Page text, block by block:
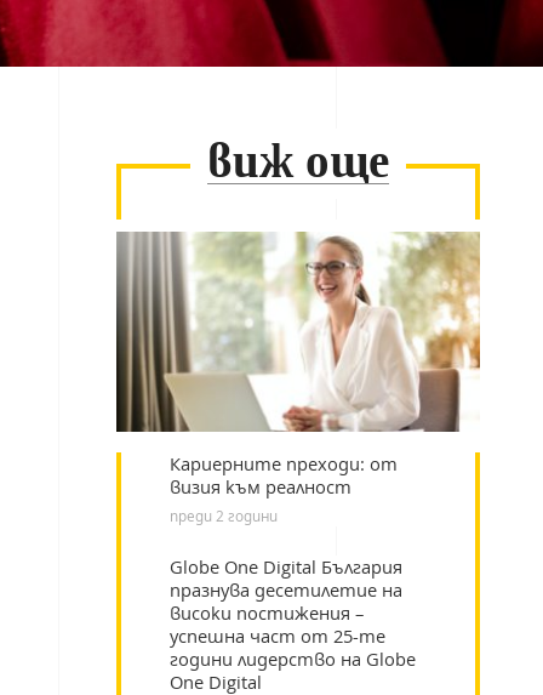
виж още
Кариерните преходи: от
визия към реалност
преди 2 години
Globe One Digital България
празнува десетилетие на
високи постижения –
успешна част от 25-те
години лидерство на Globe
One Digital